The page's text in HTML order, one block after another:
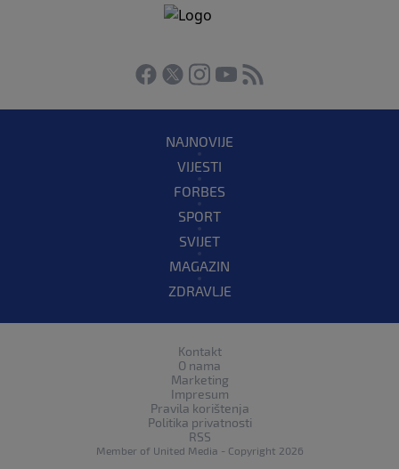
NAJNOVIJE
VIJESTI
FORBES
SPORT
SVIJET
MAGAZIN
ZDRAVLJE
Kontakt
O nama
Marketing
Impresum
Pravila korištenja
Politika privatnosti
RSS
Member of United Media - Copyright 2026